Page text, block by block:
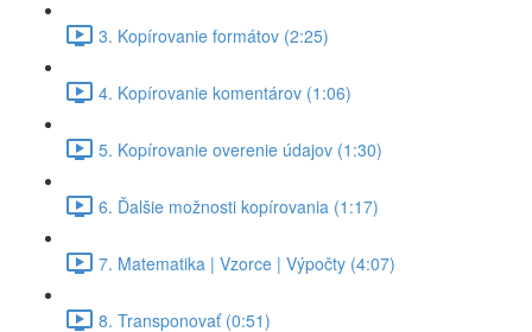
3. Kopírovanie formátov (2:25)
4. Kopírovanie komentárov (1:06)
5. Kopírovanie overenie údajov (1:30)
6. Ďalšie možnosti kopírovania (1:17)
7. Matematika | Vzorce | Výpočty (4:07)
8. Transponovať (0:51)